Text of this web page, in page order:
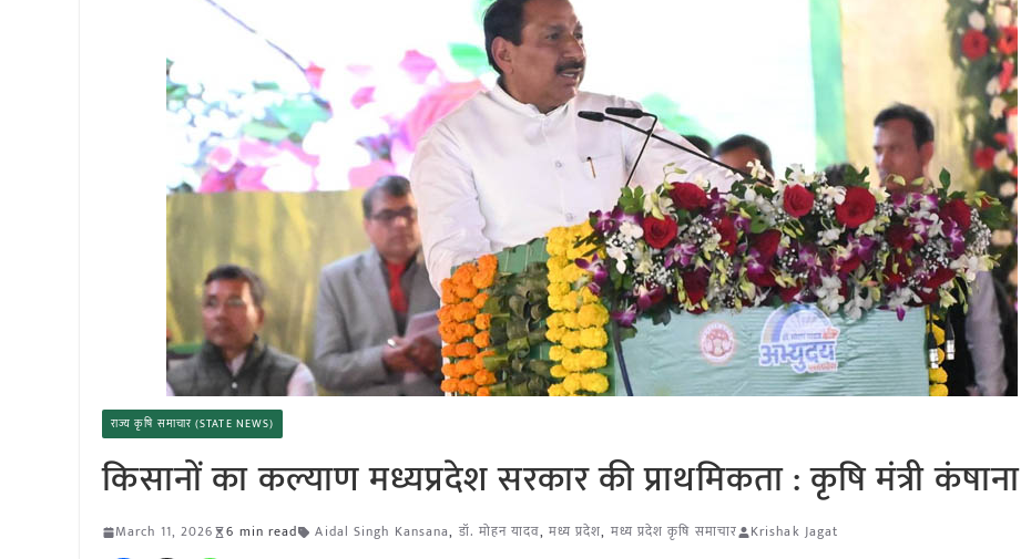
राज्य कृषि समाचार (STATE NEWS)
किसानों का कल्याण मध्यप्रदेश सरकार की प्राथमिकता : कृषि मंत्री कंषाना
March 11, 2026 6 min read Aidal Singh Kansana, डॉ. मोहन यादव, मध्य प्रदेश, मध्य प्रदेश कृषि समाचार Krishak Jagat